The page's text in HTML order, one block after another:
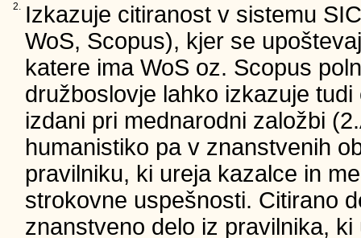
2. Izkazuje citiranost v sistemu
WoS, Scopus), kjer se
katere ima WoS oz. Scopus
družboslovje lahko izkazuje
izdani pri mednarodni založbi
humanistiko pa v znanstvenih
pravilniku, ki ureja kazalce in
strokovne uspešnosti. Citirano
znanstveno delo iz pravilnika,